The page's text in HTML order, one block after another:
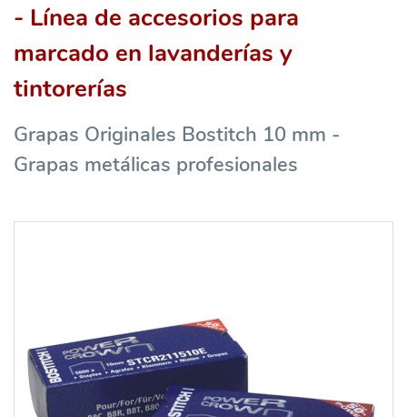
- Línea de accesorios para
marcado en lavanderías y
tintorerías
Grapas Originales Bostitch 10 mm -
Grapas metálicas profesionales